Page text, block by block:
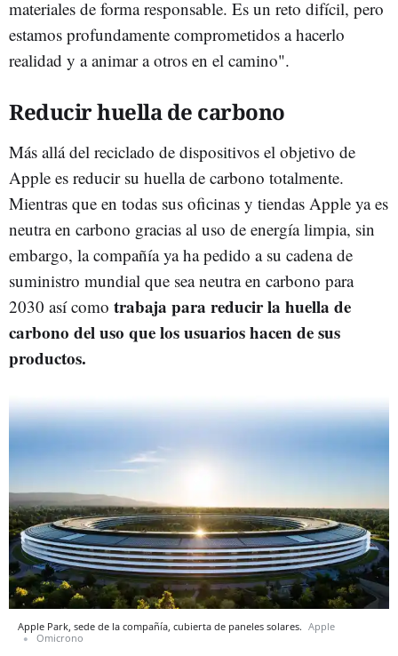
materiales de forma responsable. Es un reto difícil, pero
estamos profundamente comprometidos a hacerlo
realidad y a animar a otros en el camino".
Reducir huella de carbono
Más allá del reciclado de dispositivos el objetivo de
Apple es reducir su huella de carbono totalmente.
Mientras que en todas sus oficinas y tiendas Apple ya es
neutra en carbono gracias al uso de energía limpia, sin
embargo, la compañía ya ha pedido a su cadena de
suministro mundial que sea neutra en carbono para
2030 así como trabaja para reducir la huella de
carbono del uso que los usuarios hacen de sus
productos.
Apple Park, sede de la compañía, cubierta de paneles solares. Apple
Omicrono